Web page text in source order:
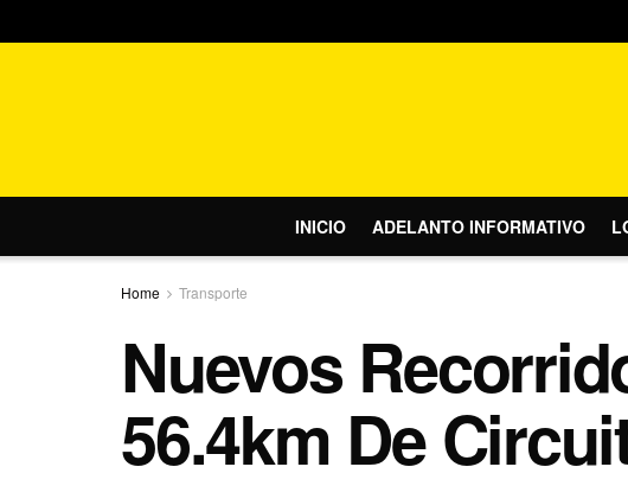
INICIO ADELANTO INFORMATIVO
Home Transporte
Nuevos
56.4km De